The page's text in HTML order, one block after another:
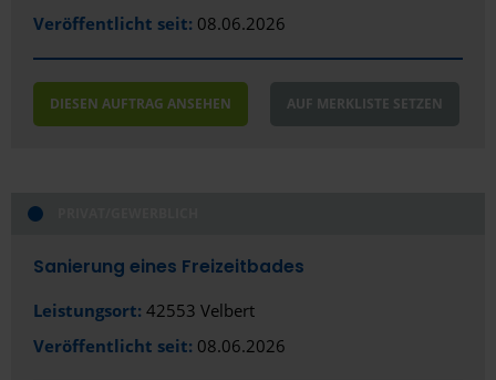
Veröffentlicht seit: 08.06.2026
DIESEN AUFTRAG ANSEHEN AUF MERKLISTE SETZEN
Sanierung eines Freizeitbades
Leistungsort: 42553 Velbert
Veröffentlicht seit: 08.06.2026